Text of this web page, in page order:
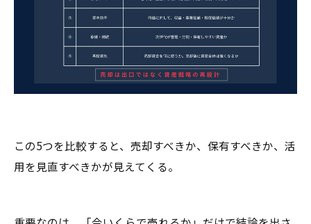
この5つを比較すると、売却すべきか、保有すべきか、活
用を見直すべきかが見えてくる。